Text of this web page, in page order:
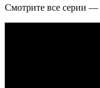
Смотрите все серии —